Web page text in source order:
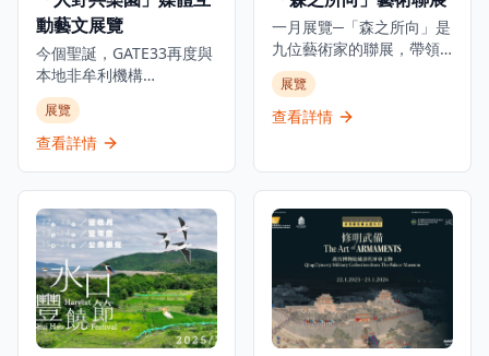
索他的個人生活和成長歷
程，讓參觀者全面了解這
位足球巨星的傳奇故事。
無論是足球迷、體育愛好
者還是想要了解足球文化
的遊客，都能在這個博物
館中找到屬於自己的樂
趣，感受足球運動的魅力
的巨型雕像、黃金飾物、
大型棺槨、動物木乃伊及
最新考古發現。所有文物
均首次在香港展出，其中
許多更是首次在埃及以外
地區展出。
動藝文展覽
今個聖誕，GATE33再度與
本地非牟利機構
ALAN（ARTISTS who
LOVE ANIMALS &
NATURE）攜手呈獻極具意
品，化身動物視角，親身
經歷牠們在都市中的挑
戰。 由香港、日本及意大
利的藝術家共同創作，以
「都市叢林」為背景的奇
幻動物派對。展覽打造七
大互動展區，帶領觀眾從
展覽
查看詳情
一月展覽─「森之所向」是
九位藝術家的聯展，帶領
觀眾進入純粹的創作世
界，發掘真誠的藝術家之
旅。展覽名稱源自一篇文
始，也象徵珍惜每一張紙
的來源——提醒自己創作
始於最純粹的初心，不在
乎好壞，而是那份純粹創
作的心。 藝術家們共同探
索著內心的奧秘，重拾初
展覽
查看詳情